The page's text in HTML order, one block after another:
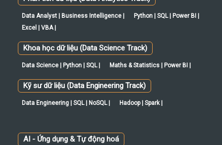
Data Analyst | Business Intelligence |
Python | SQL | Power BI |
Excel | VBA |
Khoa học dữ liệu (Data Science Track)
Data Science | Python | SQL | Maths & Statistics | Power BI |
Kỹ sư dữ liệu (Data Engineering Track)
Data Engineering | SQL | NoSQL | Hadoop | Spark |
AI - Ứng dụng & Tự động hoá